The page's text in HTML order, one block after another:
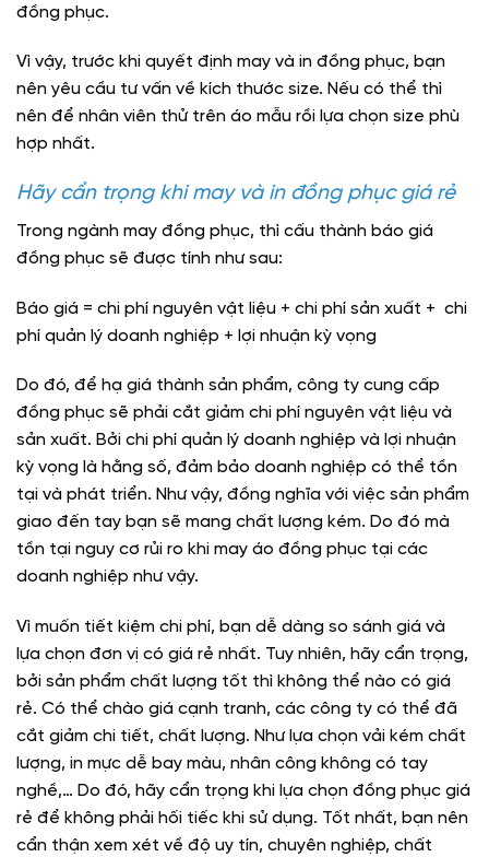
đồng phục.
Vì vậy, trước khi quyết định may và in đồng phục, bạn
nên yêu cầu tư vấn về kích thước size. Nếu có thể thì
nên để nhân viên thử trên áo mẫu rồi lựa chọn size phù
hợp nhất.
Hãy cẩn trọng khi may và in đồng phục giá rẻ
Trong ngành may đồng phục, thì cấu thành báo giá
đồng phục sẽ được tính như sau:
Báo giá = chi phí nguyên vật liệu + chi phí sản xuất + chi
phí quản lý doanh nghiệp + lợi nhuận kỳ vọng
Do đó, để hạ giá thành sản phẩm, công ty cung cấp
đồng phục sẽ phải cắt giảm chi phí nguyên vật liệu và
sản xuất. Bởi chi phí quản lý doanh nghiệp và lợi nhuận
kỳ vọng là hằng số, đảm bảo doanh nghiệp có thể tồn
tại và phát triển. Như vậy, đồng nghĩa với việc sản phẩm
giao đến tay bạn sẽ mang chất lượng kém. Do đó mà
tồn tại nguy cơ rủi ro khi may áo đồng phục tại các
doanh nghiệp như vậy.
Vì muốn tiết kiệm chi phí, bạn dễ dàng so sánh giá và
lựa chọn đơn vị có giá rẻ nhất. Tuy nhiên, hãy cẩn trọng,
bởi sản phẩm chất lượng tốt thì không thể nào có giá
rẻ. Có thể chào giá cạnh tranh, các công ty có thể đã
cắt giảm chi tiết, chất lượng. Như lựa chọn vải kém chất
lượng, in mực dễ bay màu, nhân công không có tay
nghề,… Do đó, hãy cẩn trọng khi lựa chọn đồng phục giá
rẻ để không phải hối tiếc khi sử dụng. Tốt nhất, bạn nên
cẩn thận xem xét về độ uy tín, chuyên nghiệp, chất